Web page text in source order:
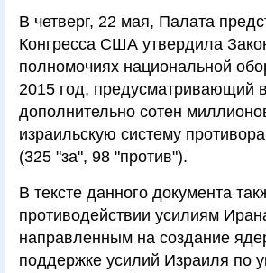
В четверг, 22 мая, Палата
Конгресса США утвердила
полномочиях национальной
2015 год, предусматривающий
дополнительно сотен
израильскую систему
(325 "за", 98 "против").
В тексте данного документа
противодействии усилиям
направленным на создание
поддержке усилий Израиля по